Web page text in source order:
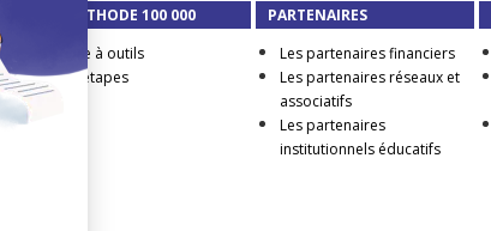
LA MÉTHODE 100 000
boite à outils
Les étapes
PARTENAIRES
Les partenaires financiers
Les partenaires réseaux et
associatifs
Les partenaires
institutionnels éducatifs